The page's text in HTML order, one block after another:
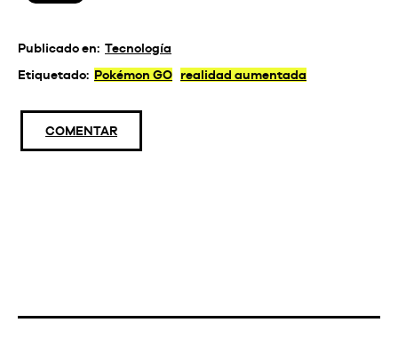
Publicado en: Tecnología
Etiquetado: Pokémon GO realidad aumentada
COMENTAR